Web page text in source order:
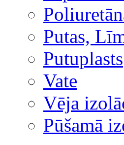
Putas,
Putuplasts
Vate
Vēja
Pūšamā